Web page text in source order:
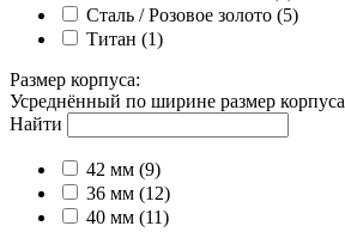
Сталь / Розовое золото (5)
Титан (1)
Размер корпуса:
Усреднённый по ширине размер корпуса
Найти
42 мм (9)
36 мм (12)
40 мм (11)